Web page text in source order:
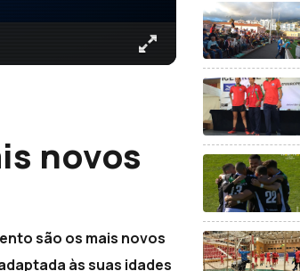
novos
são os mais novos
às suas idades